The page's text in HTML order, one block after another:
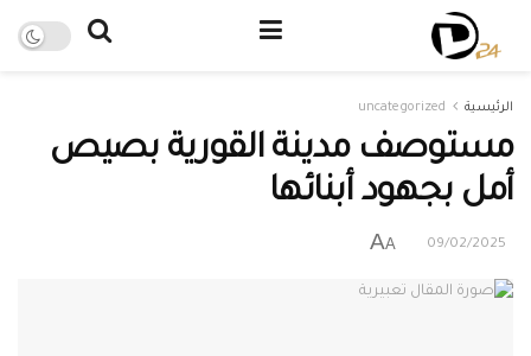
الرئيسية uncategorized
مستوصف مدينة القورية بصيص
أمل بجهود أبنائها
09/02/2025
A
A